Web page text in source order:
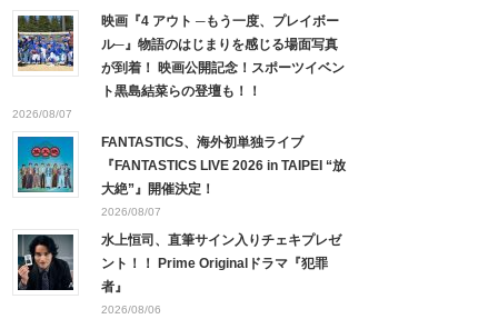
映画『4 アウト ─もう一度、プレイボー
ル─』物語のはじまりを感じる場面写真
が到着！ 映画公開記念！スポーツイベン
ト黒島結菜らの登壇も！！
2026/08/07
FANTASTICS、海外初単独ライブ
『FANTASTICS LIVE 2026 in TAIPEI “放
大絶”』開催決定！
2026/08/07
水上恒司、直筆サイン入りチェキプレゼ
ント！！ Prime Originalドラマ『犯罪
者』
2026/08/06